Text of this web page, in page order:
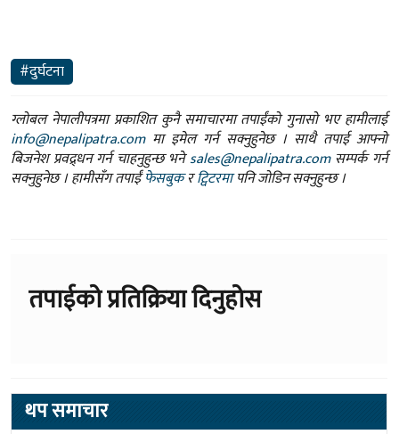
#दुर्घटना
ग्लोबल नेपालीपत्रमा प्रकाशित कुनै समाचारमा तपाईंको गुनासो भए हामीलाई
info@nepalipatra.comमा इमेल गर्न सक्नुहुनेछ । साथै तपाई आफ्नो
बिजनेश प्रवद्र्धन गर्न चाहनुहुन्छ भनेsales@nepalipatra.comसम्पर्क गर्न
सक्नुहुनेछ । हामीसँग तपाईंफेसबुकरट्विटरमापनि जोडिन सक्नुहुन्छ ।
तपाईको प्रतिक्रिया दिनुहोस
थप समाचार